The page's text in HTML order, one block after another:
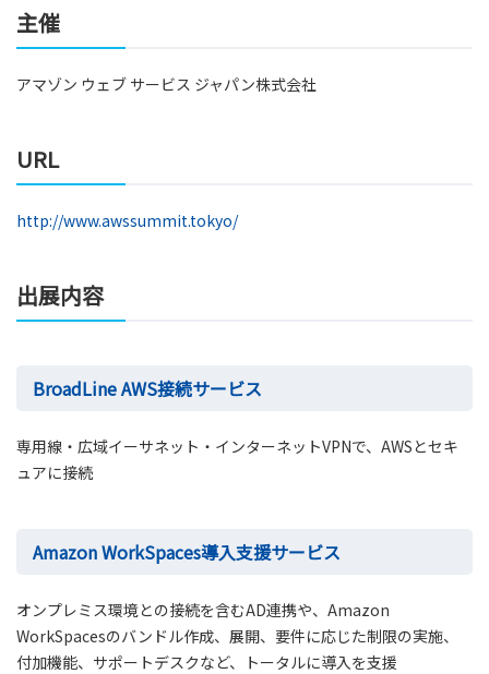
主催
アマゾン ウェブ サービス ジャパン株式会社
URL
http://www.awssummit.tokyo/
出展内容
BroadLine AWS接続サービス
専用線・広域イーサネット・インターネットVPNで、AWSとセキ
ュアに接続
Amazon WorkSpaces導入支援サービス
オンプレミス環境との接続を含むAD連携や、Amazon
WorkSpacesのバンドル作成、展開、要件に応じた制限の実施、
付加機能、サポートデスクなど、トータルに導入を支援